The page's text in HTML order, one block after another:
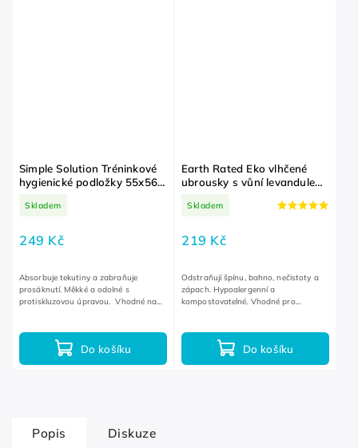
Simple Solution Tréninkové
hygienické podložky 55x56
Skladem
249 Kč
Do košíku
Absorbuje tekutiny a zabraňuje
prosáknutí. Měkké a odolné s
protiskluzovou úpravou. Vhodné na
Earth Rated Eko vlhčené
ubrousky s vůní levandule
Skladem
219 Kč
Do košíku
Odstraňují špínu, bahno, nečistoty a
zápach. Hypoalergenní a
kompostovatelné. Vhodné pro
Popis Diskuze